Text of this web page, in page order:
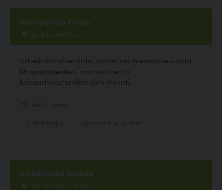
Koirapalvelu Origo
Koulutie 44, Orivesi
Urheilukoirahieronta, koiran ravitsemusneuvonta,
lihapakasteiden, ravintolisien ja
koiraurheilutarvikkeiden myynti.
Eläinklinikka Tassula
Karhulantie 21, Kotka